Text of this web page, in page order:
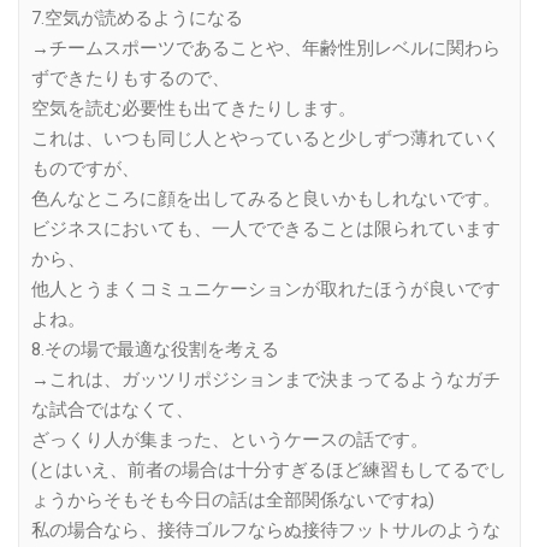
7.空気が読めるようになる
→チームスポーツであることや、年齢性別レベルに関わら
ずできたりもするので、
空気を読む必要性も出てきたりします。
これは、いつも同じ人とやっていると少しずつ薄れていく
ものですが、
色んなところに顔を出してみると良いかもしれないです。
ビジネスにおいても、一人でできることは限られています
から、
他人とうまくコミュニケーションが取れたほうが良いです
よね。
8.その場で最適な役割を考える
→これは、ガッツリポジションまで決まってるようなガチ
な試合ではなくて、
ざっくり人が集まった、というケースの話です。
(とはいえ、前者の場合は十分すぎるほど練習もしてるでし
ょうからそもそも今日の話は全部関係ないですね)
私の場合なら、接待ゴルフならぬ接待フットサルのような